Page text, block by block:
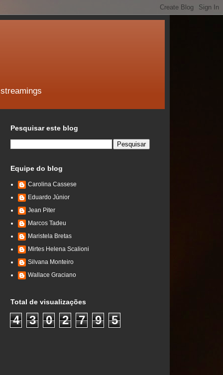
Pesquisar este blog
Equipe do blog
Carolina Cassese
Eduardo Júnior
Jean Piter
Marcos Tadeu
Maristela Bretas
Mirtes Helena Scalioni
Silvana Monteiro
Wallace Graciano
Total de visualizações
4 3 0 2 7 9 5